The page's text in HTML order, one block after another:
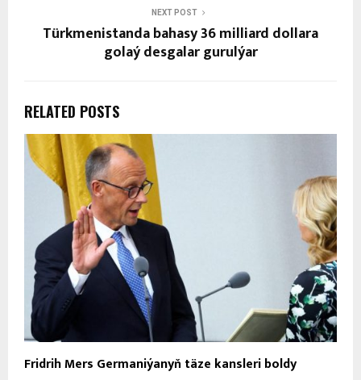
NEXT POST
Türkmenistanda bahasy 36 milliard dollara
golaý desgalar gurulýar
RELATED POSTS
Fridrih Mers Germaniýanyň täze kansleri boldy